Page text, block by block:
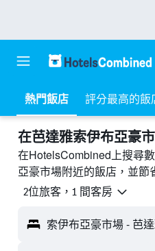
熱門飯店 評分最高的飯
在芭達雅索伊布亞豪
在HotelsCombined上搜尋
亞豪市場附近的飯店，並節
2位旅客，1 間客房
索伊布亞豪市場 - 芭